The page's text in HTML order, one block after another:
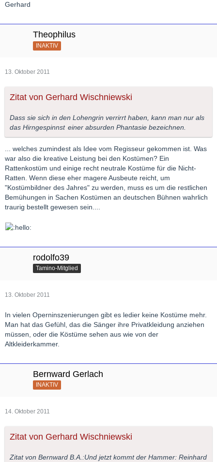
Gerhard
Theophilus
INAKTIV
13. Oktober 2011
Zitat von Gerhard Wischniewski
Dass sie sich in den Lohengrin verrirrt haben, kann man nur als
das Hirngespinnst einer absurden Phantasie bezeichnen.
... welches zumindest als Idee vom Regisseur gekommen ist. Was
war also die kreative Leistung bei den Kostümen? Ein
Rattenkostüm und einige recht neutrale Kostüme für die Nicht-
Ratten. Wenn diese eher magere Ausbeute reicht, um
"Kostümbildner des Jahres" zu werden, muss es um die restlichen
Bemühungen in Sachen Kostümen an deutschen Bühnen wahrlich
traurig bestellt gewesen sein....
rodolfo39
Tamino-Mitglied
13. Oktober 2011
In vielen Operninszenierungen gibt es ledier keine Kostüme mehr.
Man hat das Gefühl, das die Sänger ihre Privatkleidung anziehen
müssen, oder die Köstüme sehen aus wie von der
Altkleiderkammer.
Bernward Gerlach
INAKTIV
14. Oktober 2011
Zitat von Gerhard Wischniewski
Zitat von Bernward B.A.:Und jetzt kommt der Hammer: Reinhard